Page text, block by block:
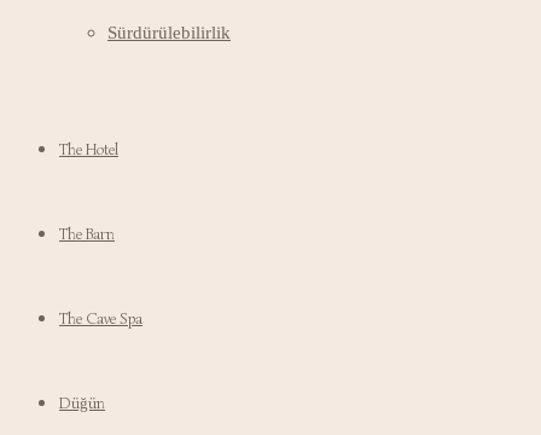
Sürdürülebilirlik
The Hotel
The Barn
The Cave Spa
Düğün